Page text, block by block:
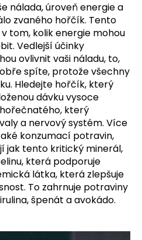
nálada, úroveň energie a
zvaného hořčík. Tento
tom, kolik energie mohou
Vedlejší účinky
ovlivnit vaši náladu, to,
spíte, protože všechny
Hledejte hořčík, který
dávku vysoce
který
a nervový systém. Více
konzumací potravin,
jak tento kritický minerál,
která podporuje
látka, která zlepšuje
To zahrnuje potraviny
špenát a avokádo.